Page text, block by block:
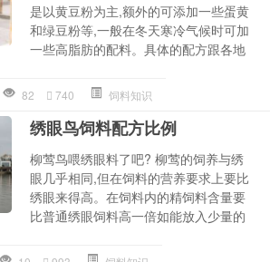
是以黄豆粉为主,额外的可添加一些蛋黄
和绿豆粉等,一般在冬天寒冷气候时可加
一些高脂肪的配料。具体的配方跟各地
82 740 饲料知识
绣眼鸟饲料配方比例
柳莺鸟喂绣眼料了吧? 柳莺的饲养与绣
眼几乎相同,但在饲料的营养要求上要比
绣眼来得高。在饲料内的精饲料含量要
比普通绣眼饲料高一倍如能放入少量的